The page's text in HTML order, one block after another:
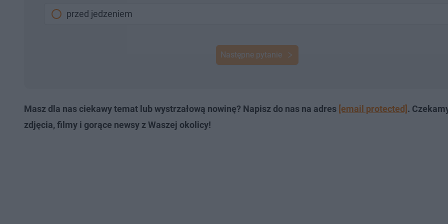
przed jedzeniem
Następne pytanie
Masz dla nas ciekawy temat lub wystrzałową nowinę? Napisz do nas na adres [email protected].
zdjęcia, filmy i gorące newsy z Waszej okolicy!